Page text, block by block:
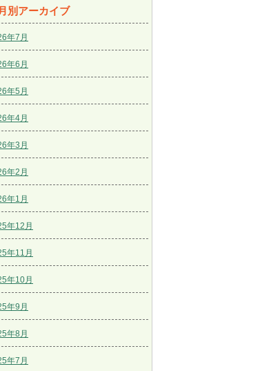
月別アーカイブ
年7月
年6月
年5月
年4月
年3月
年2月
年1月
年12月
年11月
年10月
年9月
年8月
年7月